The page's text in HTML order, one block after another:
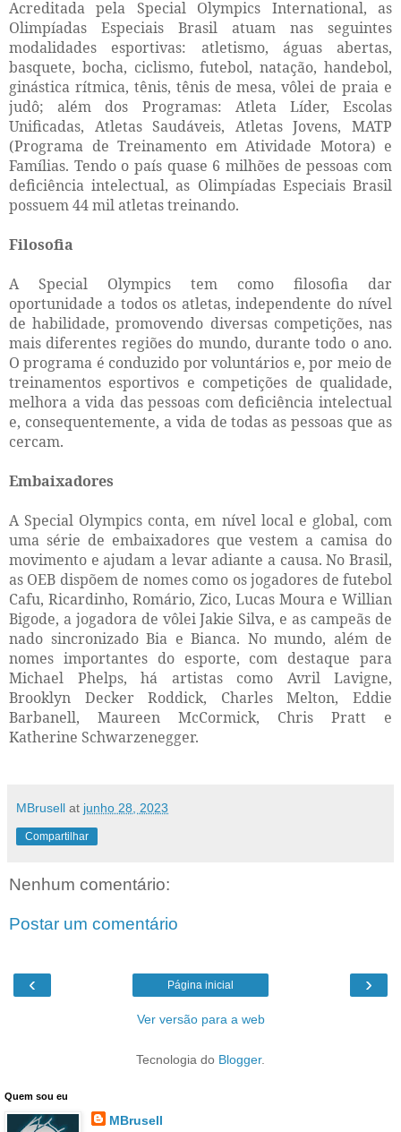
Acreditada pela Special Olympics International, as
Olimpíadas Especiais Brasil atuam nas seguintes
modalidades esportivas: atletismo, águas abertas,
basquete, bocha, ciclismo, futebol, natação, handebol,
ginástica rítmica, tênis, tênis de mesa, vôlei de praia e
judô; além dos Programas: Atleta Líder, Escolas
Unificadas, Atletas Saudáveis, Atletas Jovens, MATP
(Programa de Treinamento em Atividade Motora) e
Famílias. Tendo o país quase 6 milhões de pessoas com
deficiência intelectual, as Olimpíadas Especiais Brasil
possuem 44 mil atletas treinando.
Filosofia
A Special Olympics tem como filosofia dar
oportunidade a todos os atletas, independente do nível
de habilidade, promovendo diversas competições, nas
mais diferentes regiões do mundo, durante todo o ano.
O programa é conduzido por voluntários e, por meio de
treinamentos esportivos e competições de qualidade,
melhora a vida das pessoas com deficiência intelectual
e, consequentemente, a vida de todas as pessoas que as
cercam.
Embaixadores
A Special Olympics conta, em nível local e global, com
uma série de embaixadores que vestem a camisa do
movimento e ajudam a levar adiante a causa. No Brasil,
as OEB dispõem de nomes como os jogadores de futebol
Cafu, Ricardinho, Romário, Zico, Lucas Moura e Willian
Bigode, a jogadora de vôlei Jakie Silva, e as campeãs de
nado sincronizado Bia e Bianca. No mundo, além de
nomes importantes do esporte, com destaque para
Michael Phelps, há artistas como Avril Lavigne,
Brooklyn Decker Roddick, Charles Melton, Eddie
Barbanell, Maureen McCormick, Chris Pratt e
Katherine Schwarzenegger.
MBrusell at junho 28, 2023
Compartilhar
Nenhum comentário:
Postar um comentário
‹ ›
Página inicial
Ver versão para a web
Tecnologia do Blogger.
Quem sou eu
MBrusell